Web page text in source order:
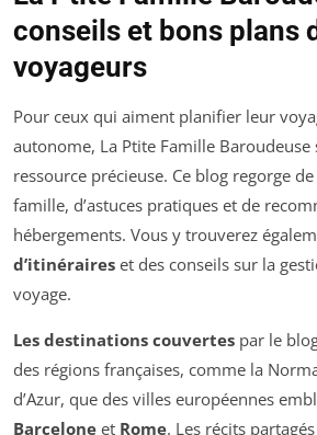
conseils et bons plans
voyageurs
Pour ceux qui aiment planifier leur
autonome, La Ptite Famille Baroudeuse
ressource précieuse. Ce blog regorge
famille, d’astuces pratiques et de
hébergements. Vous y trouverez
d’itinéraires et des conseils sur la
voyage.
Les destinations couvertes par le
des régions françaises, comme la
d’Azur, que des villes européennes
Barcelone et Rome. Les récits